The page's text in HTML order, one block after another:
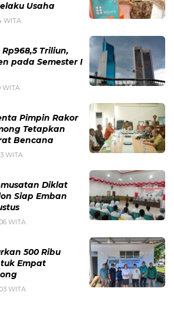
Usaha
WITA
Triliun,
pada Semester I
WITA
Pimpin Rakor
Tetapkan
Bencana
WITA
Diklat
Siap Emban
WITA
500 Ribu
Empat
WITA